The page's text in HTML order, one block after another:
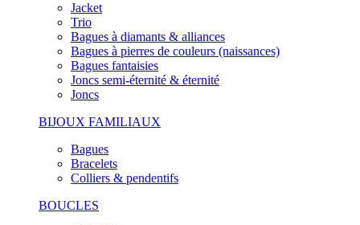
Jacket
Trio
Bagues à diamants & alliances
Bagues à pierres de couleurs (naissances)
Bagues fantaisies
Joncs semi-éternité & éternité
Joncs
BIJOUX FAMILIAUX
Bagues
Bracelets
Colliers & pendentifs
BOUCLES